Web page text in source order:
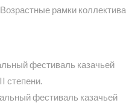
рамки коллектива
фестиваль казачьей
степени.
фестиваль казачьей